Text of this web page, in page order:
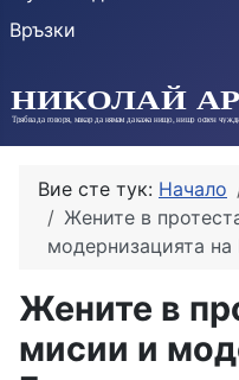
Връзки
Вие сте тук: Начало
Жените в
модернизацията на
Жените в
мисии и